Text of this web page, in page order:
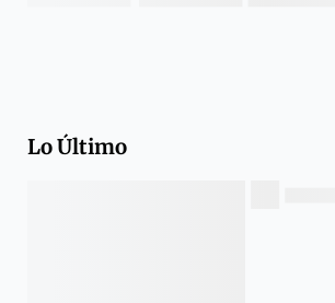
Lo Último